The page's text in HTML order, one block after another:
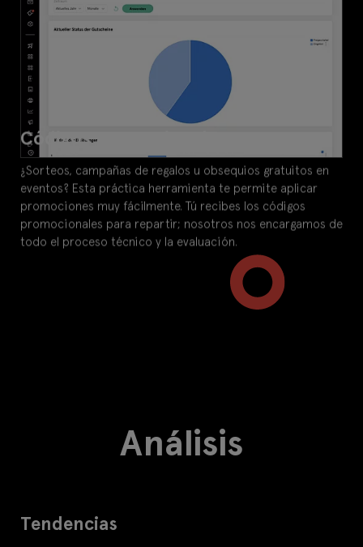
Códigos promocionales
¿Sorteos, campañas de regalos u obsequios gratuitos en
eventos? Esta práctica herramienta te permite aplicar
promociones muy fácilmente. Tú recibes los códigos
promocionales para repartir; nosotros nos encargamos de
todo el proceso técnico y la evaluación.
Análisis
Tendencias